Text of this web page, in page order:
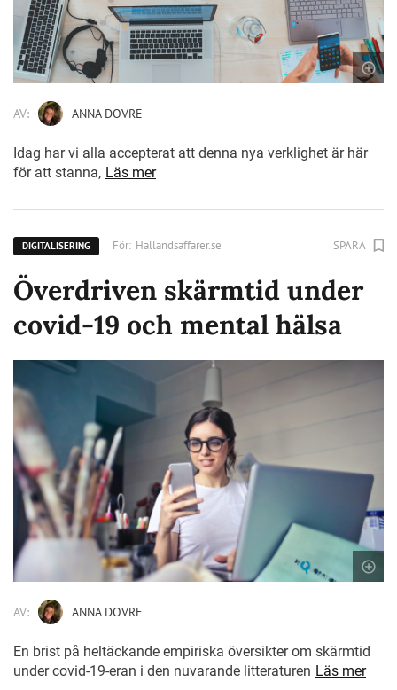
AV: ANNA DOVRE
Idag har vi alla accepterat att denna nya verklighet är här
för att stanna, Läs mer
DIGITALISERING För: Hallandsaffarer.se SPARA
Överdriven skärmtid under
covid-19 och mental hälsa
AV: ANNA DOVRE
En brist på heltäckande empiriska översikter om skärmtid
under covid-19-eran i den nuvarande litteraturen Läs mer